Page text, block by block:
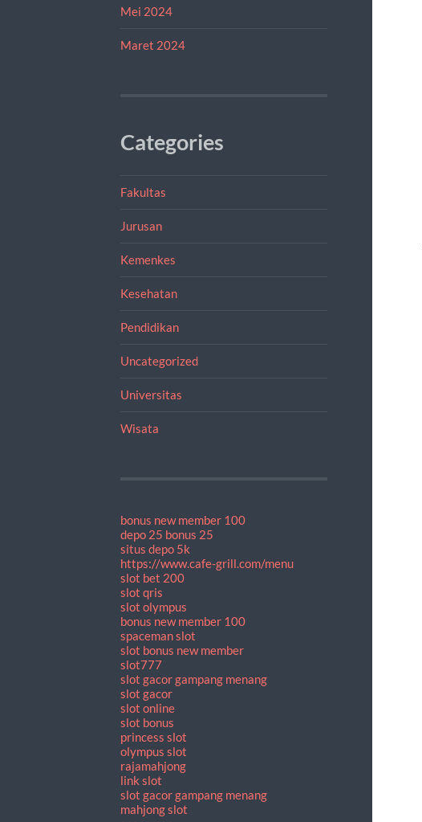
Mei 2024
Maret 2024
Categories
Fakultas
Jurusan
Kemenkes
Kesehatan
Pendidikan
Uncategorized
Universitas
Wisata
bonus new member 100
depo 25 bonus 25
situs depo 5k
https://www.cafe-grill.com/menu
slot bet 200
slot qris
slot olympus
bonus new member 100
spaceman slot
slot bonus new member
slot777
slot gacor gampang menang
slot gacor
slot online
slot bonus
princess slot
olympus slot
rajamahjong
link slot
slot gacor gampang menang
mahjong slot